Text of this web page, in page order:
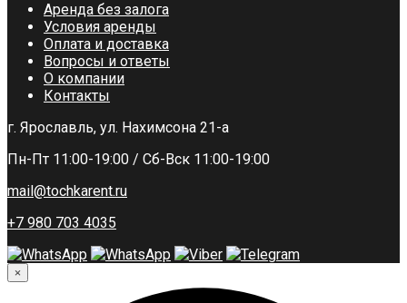
Аренда без залога
Условия аренды
Оплата и доставка
Вопросы и ответы
О компании
Контакты
г. Ярославль, ул. Нахимсона 21-а
Пн-Пт 11:00-19:00 / Сб-Вск 11:00-19:00
mail@tochkarent.ru
+7 980 703 4035
×